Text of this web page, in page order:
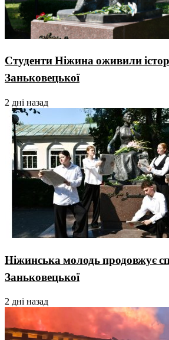
Студенти Ніжина оживили
Заньковецької
2 дні назад
Ніжинська молодь продовжує
Заньковецької
2 дні назад